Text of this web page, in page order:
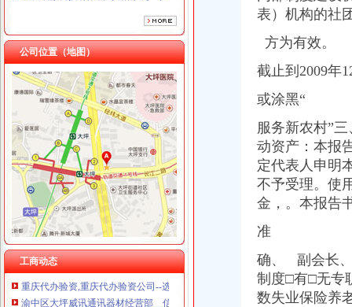
上海蓝天房屋装饰工程有限公司重庆分公司 渝北 （工商注册）
重庆华康假肢矫形有限公司 渝中120万 （增资）
公司位置（地图）
工商动态
渝中区公司注销
重庆公司注册营业执照办理快速出证地址挂靠【今日推荐网-重庆工商/
重庆三峡水利电力(集团)股份有限公司公告(系列)|公司|股东大会|
重庆子钦财务咨询有限公司|重庆子钦财务咨询有限公司网站
重庆工商代办_重庆代理记账_重庆公司注册-重庆橙柚青工商咨询有限
《营业执照注销流程》_优秀范文十篇
永川天意面厂等28家企业食品生产许可证被注销_中国质量新闻网
工商年检相关_批发价格_厂家_图片_勤加缘网
重庆代办验资,重庆代办验资公司--选择重庆浩业工商不后悔
渝中区大坪威讯通讯器材经营部__信用档案_信用报告_信用怎么
重庆市渝中区方越电脑经营部__信用档案_信用报告_信用怎么样
表）机构的社
方为有效。
截止到2009年
或涂黑“
服务新农村”
动资产：本报
定代表人申明
不予受理。使
金，。本报告
准
确、 副会长
制度□有□无专
数失业保险养